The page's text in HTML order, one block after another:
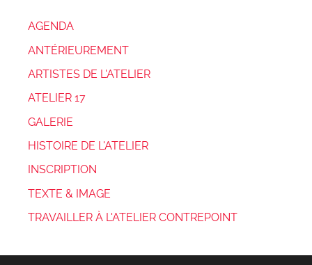
AGENDA
ANTÉRIEUREMENT
ARTISTES DE L'ATELIER
ATELIER 17
GALERIE
HISTOIRE DE L'ATELIER
INSCRIPTION
TEXTE & IMAGE
TRAVAILLER À L'ATELIER CONTREPOINT